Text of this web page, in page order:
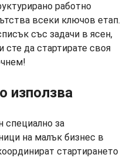
работно
всеки ключов етап.
със задачи в ясен,
сте да стартирате своя
използва
специално за
на малък бизнес в
стартирането